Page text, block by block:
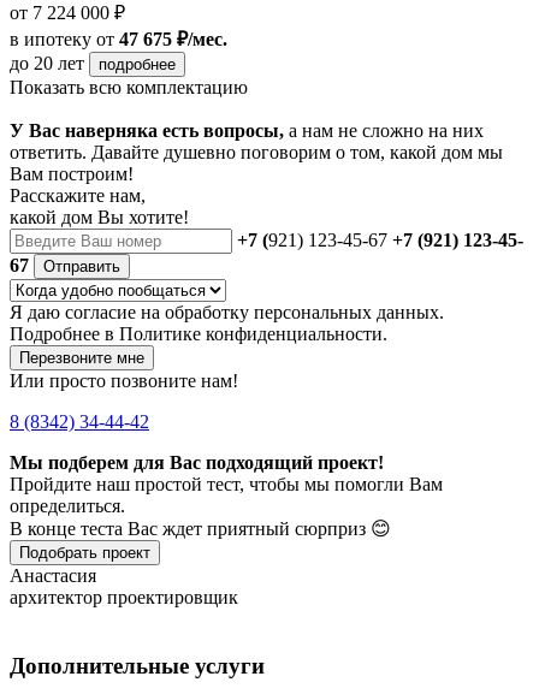
от 7 224 000 ₽
в ипотеку от 47 675 ₽/мес.
до 20 лет
подробнее
Показать всю комплектацию
У Вас наверняка есть вопросы, а нам не сложно на них
ответить. Давайте душевно поговорим о том, какой дом мы
Вам построим!
Расскажите нам,
какой дом Вы хотите!
+7 (921) 123-45-67 +7 (921) 123-45-
67
Отправить
Я даю согласие на обработку персональных данных.
Подробнее в Политике конфиденциальности.
Перезвоните мне
Или просто позвоните нам!
8 (8342) 34-44-42
Мы подберем для Вас подходящий проект!
Пройдите наш простой тест, чтобы мы помогли Вам
определиться.
В конце теста Вас ждет приятный сюрприз 😊
Подобрать проект
Анастасия
архитектор проектировщик
Дополнительные услуги